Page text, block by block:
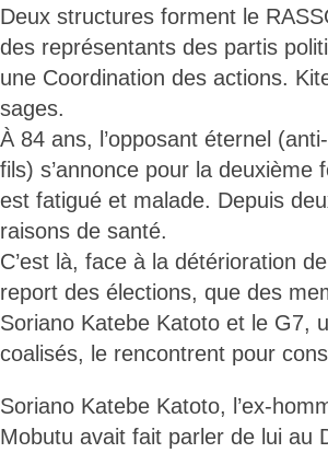
Deux structures forment le
des représentants des partis
une Coordination des actions.
sages.
À 84 ans, l’opposant éternel
fils) s’annonce pour la
est fatigué et malade. Depuis
raisons de santé.
C’est là, face à la détérioration
report des élections, que des
Soriano Katebe Katoto et le G7,
coalisés, le rencontrent pour
Soriano Katebe Katoto, l’ex-
Mobutu avait fait parler de lui au